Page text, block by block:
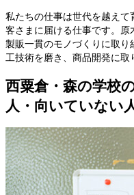
私たちの仕事は世代を越え
客さまに届ける仕事です。
製販一貫のモノづくりに取
工技術を磨き、商品開発に取
西粟倉・森の学校
人・向いていない